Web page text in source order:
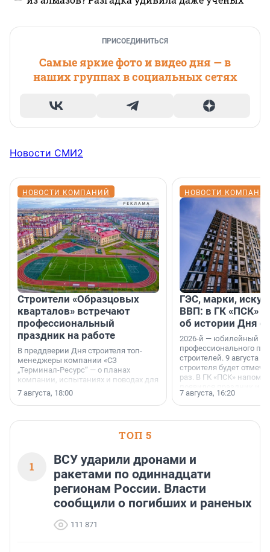
ПРИСОЕДИНИТЬСЯ
Самые яркие фото и видео дня — в
наших группах в социальных сетях
Новости СМИ2
НОВОСТИ КОМПАНИЙ
Строители «Образцовых
кварталов» встречают
профессиональный
праздник на работе
В преддверии Дня строителя топ-
менеджеры компании «СЗ
„Терминал-Ресурс“ — о планах
компании, испытаниях и поводах для
осторожного оптимизма.
7 августа, 18:00
НОВОСТИ
ГЭС, марки,
ВВП: в ГК «ПСК»
об истории Дня
2026-й — юбилейный
профессионального
строителей. 9 августа
строителя будет
раз. В ГК «ПСК»
поменялась роль
7 августа, 16:20
ТОП 5
1
ВСУ ударили дронами и
ракетами по одиннадцати
регионам России. Власти
сообщили о погибших и раненых
111 871